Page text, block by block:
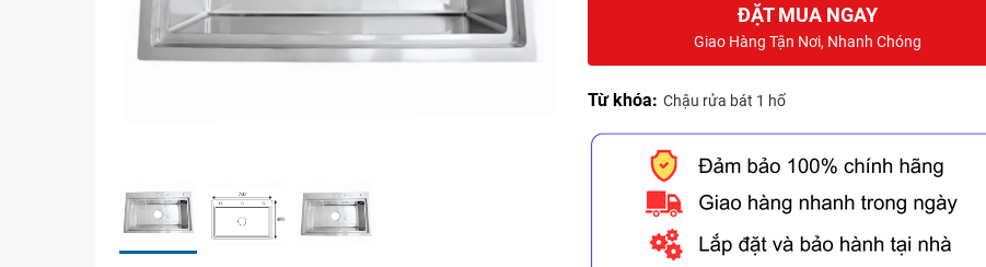
ĐẶT MUA NGAY
Giao Hàng Tận Nơi, Nhanh Chóng
Từ khóa: Chậu rửa bát 1 hố